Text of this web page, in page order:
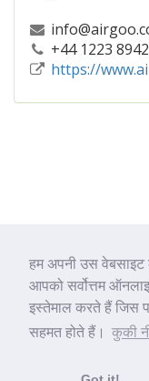
हम अपनी उस वेबसाइट
आपको सर्वोत्तम
इस्तेमाल करते हैं जिस
सहमत होते हैं।
कुकी
+44 1223
https://